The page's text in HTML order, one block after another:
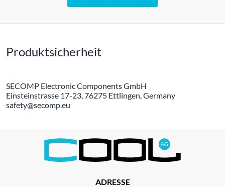
Produktsicherheit
SECOMP Electronic Components GmbH
Einsteinstrasse 17-23, 76275 Ettlingen, Germany
safety@secomp.eu
ADRESSE